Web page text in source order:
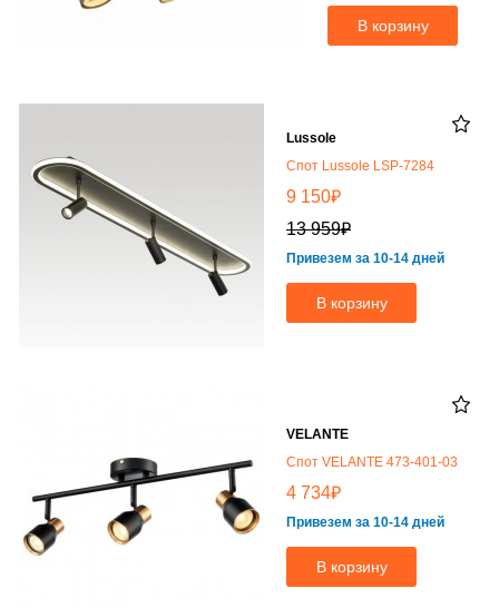
В корзину
Lussole
Спот Lussole LSP-7284
9 150₽
13 959₽
Привезем за 10-14 дней
В корзину
VELANTE
Спот VELANTE 473-401-03
4 734₽
Привезем за 10-14 дней
В корзину